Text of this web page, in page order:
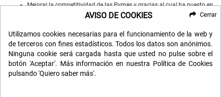
Mejorar la competitividad de las Pymes y gracias al cual ha puesto en
marcha un Plan de Marketing Digital Internacional, con el objetivo de
año 2022-2023. Para ello ha contado con el apoyo del Programa
XPANDE DIGITAL de la Cámara de Comercio de Castellón”.
Mejorar el uso y la calidad de las tecnologías de la información y de
las comunicaciones, y el acceso a las mismas y gracias a que ha
desarrollado un plan digital de gestión comercial e interna para la
mejora de competitividad y productividad de la empresa durante
AVISO DE COOKIES
Utilizamos cookies necesarias para el funcionamiento de la web y
de terceros con fines estadísticos. Todos los datos son anónimos.
Ninguna cookie será cargada hasta que usted no pulse sobre el
botón 'Aceptar'. Más información en nuestra Política de Cookies
pulsando 'Quiero saber más'.
Cerrar